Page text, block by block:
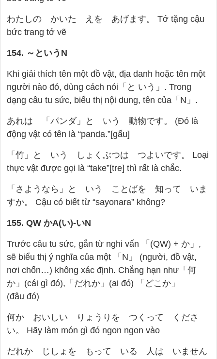
わたしの かいた えを あげます。 Tớ tặng cậu
bức trang tớ vẽ
154. ～という N
Khi giải thích tên một đồ vật, địa danh hoặc tên một
người nào đó, dùng cách nói「と いう」. Trong
dạng câu tu sức, biểu thị nội dung, tên của「N」.
あれは 「パンダ」と いう 動物です。 (Đó là
động vật có tên là “panda.”[gấu]
「竹」と いう しょくぶつは つよいです。 Loại
thực vật được gọi là “take”[tre] thì rất là chắc.
「さようなら」と いう ことばを 知って いま
すか。 Cậu có biết từ “sayonara” không?
155. QWかA(い)-いN
Trước câu tu sức, gắn từ nghi vấn 「(QW) + か」,
sẽ biểu thị ý nghĩa của một 「N」 (người, đồ vật,
nơi chốn…) không xác định. Chẳng hạn như「何
か」(cái gì đó),「だれか」(ai đó) 「どこか」
(đâu đó)
何か おいしい りょうりを つくって くださ
い。 Hãy làm món gì đó ngon ngon vào
だれか じしょを もって いる 人は いません